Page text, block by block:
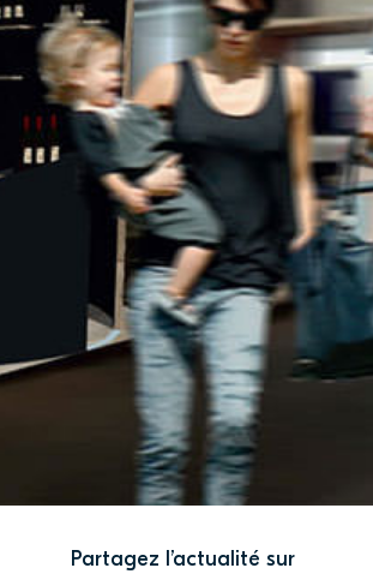
Partagez l’actualité sur